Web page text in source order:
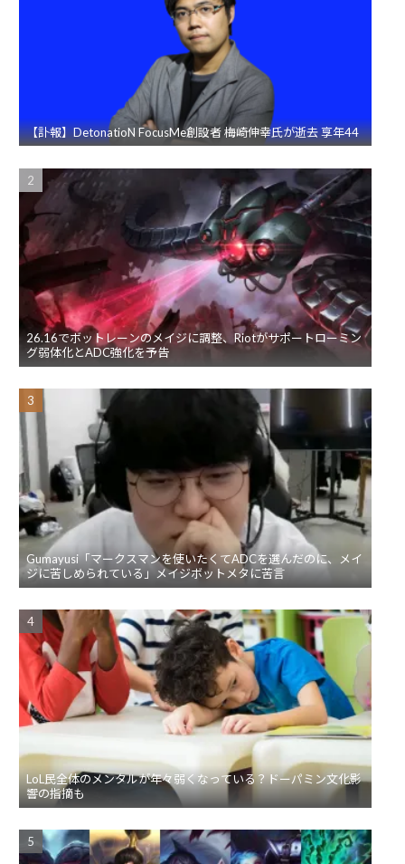
【訃報】DetonatioN FocusMe創設者 梅崎伸幸氏が逝去 享年44
26.16でボットレーンのメイジに調整、Riotがサポートローミン
グ弱体化とADC強化を予告
Gumayusi「マークスマンを使いたくてADCを選んだのに、メイ
ジに苦しめられている」メイジボットメタに苦言
LoL民全体のメンタルが年々弱くなっている？ドーパミン文化影
響の指摘も